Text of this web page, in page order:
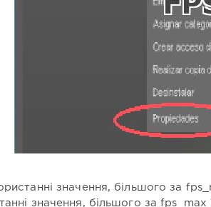
значення, більшого за
значення, більшого за